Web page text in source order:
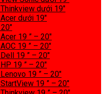
dưới 19″
dưới 19″
19 ” – 20″
19 ” – 20″
19 ” – 20″
19 ” – 20″
19 ” – 20″
19 ” – 20″